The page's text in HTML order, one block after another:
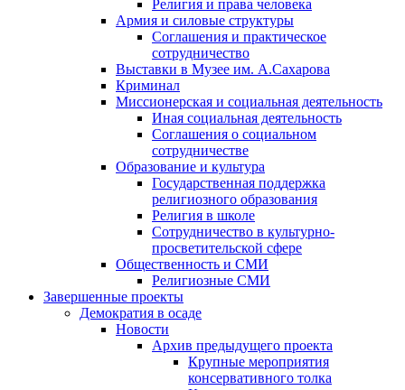
Религия и права человека
Армия и силовые структуры
Соглашения и практическое
сотрудничество
Выставки в Музее им. А.Сахарова
Криминал
Миссионерская и социальная деятельность
Иная социальная деятельность
Соглашения о социальном
сотрудничестве
Образование и культура
Государственная поддержка
религиозного образования
Религия в школе
Сотрудничество в культурно-
просветительской сфере
Общественность и СМИ
Религиозные СМИ
Завершенные проекты
Демократия в осаде
Новости
Архив предыдущего проекта
Крупные мероприятия
консервативного толка